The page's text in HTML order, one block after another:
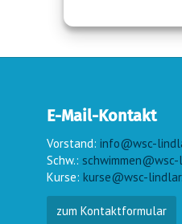
E-Mail-Kontakt
Vorstand: info@wsc-
Schw.:
Kurse: kurse@wsc-
zum Kontaktformular